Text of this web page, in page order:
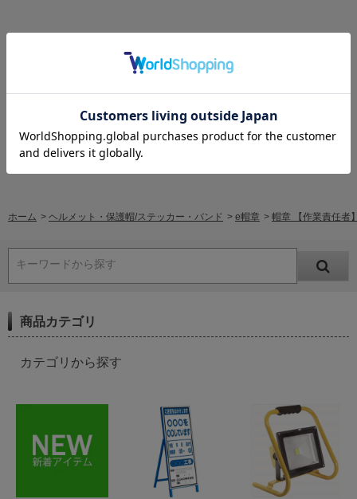
レビューを書く
ホーム > ヘルメット・保護帽/ステッカー・バンド > e帽章 > 帽章 【作業責任者
キーワードから探す
商品カテゴリ
カテゴリから探す